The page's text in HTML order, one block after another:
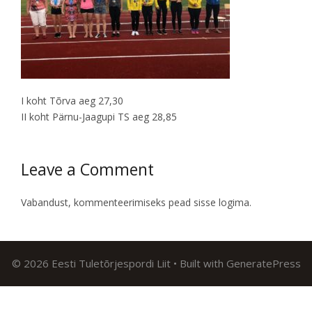
I koht Tõrva aeg 27,30
II koht Pärnu-Jaagupi TS aeg 28,85
Leave a Comment
Vabandust, kommenteerimiseks pead sisse logima.
© 2026 Eesti Tuletõrjespordi Liit• Built with GeneratePress